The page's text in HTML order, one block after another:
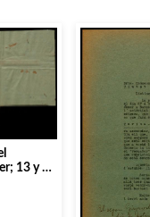
13 y 15